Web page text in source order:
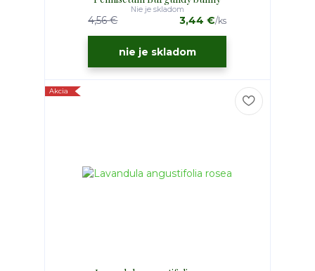
4,56 € 3,44 €/ks
Nie je skladom
nie je skladom
Akcia